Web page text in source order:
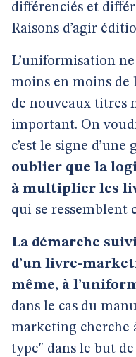
différenciés et
Raisons d’agir
L’uniformisation
moins en moins de
de nouveaux titres
important. On
c’est le signe
oublier que la
à multiplier les
qui se ressemblent
La démarche
d’un livre-
même, à
dans le cas du
marketing cherche
type" dans le but